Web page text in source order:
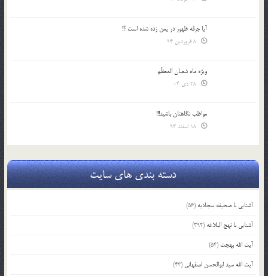
آیا جرقه ظهور در یمن زده شده است ؟!
ویژه ماه شعبان المعظّم
مواظب نگاهتان باشید!!!
دسته بندی های سایت
آشنایی با صحیفه سجادیه (56)
آشنایی با نهج البلاغه (392)
آیت الله بهجت (54)
آیت الله سید ابوالحسن اصفهانی (43)